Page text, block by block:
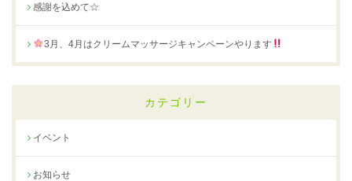
感謝を込めて☆
3月、4月はクリームマッサージキャンペーンやります
カテゴリー
イベント
お知らせ